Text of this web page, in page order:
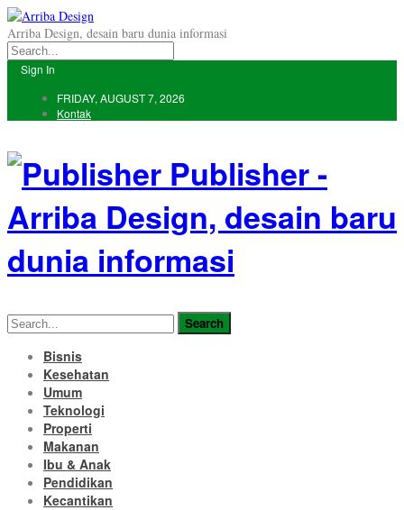
Arriba Design, desain baru dunia informasi
Sign In
FRIDAY, AUGUST 7, 2026
Kontak
Publisher -
Arriba Design, desain baru
dunia informasi
Bisnis
Kesehatan
Umum
Teknologi
Properti
Makanan
Ibu & Anak
Pendidikan
Kecantikan